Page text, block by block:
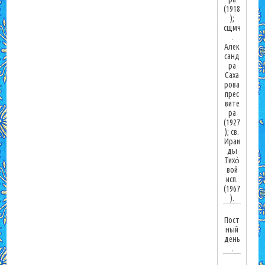
(1918
);
сщмч
.
Алек
санд
ра
Саха
рова
прес
вите
ра
(1927
); св.
Ираи
ды
Тихо́
вой
исп.
(1967
).
Пост
ный
день
.